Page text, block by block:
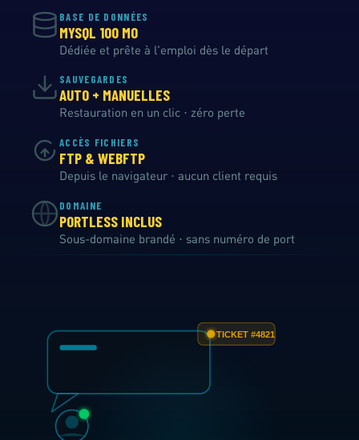
BASE DE DONNÉES
MYSQL 100 MO
Dédiée et prête à l'emploi dès le départ
SAUVEGARDES
AUTO + MANUELLES
Restauration en un clic · zéro perte
ACCÈS FICHIERS
FTP & WEBFTP
Depuis le navigateur · aucun client requis
DOMAINE
PORTLESS INCLUS
Sous-domaine brandé · sans numéro de port